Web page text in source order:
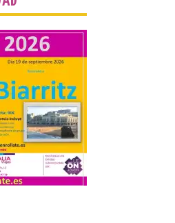
o Ciriego y
un servicio
el PCTCAN
de […]
para